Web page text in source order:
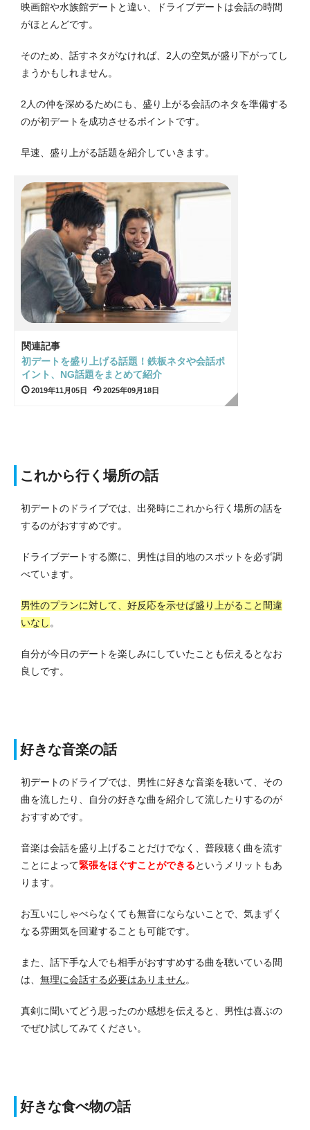
映画館や水族館デートと違い、ドライブデートは会話の時間
がほとんどです。
そのため、話すネタがなければ、2人の空気が盛り下がってし
まうかもしれません。
2人の仲を深めるためにも、盛り上がる会話のネタを準備する
のが初デートを成功させるポイントです。
早速、盛り上がる話題を紹介していきます。
関連記事
初デートを盛り上げる話題！鉄板ネタや会話ポ
イント、NG話題をまとめて紹介
2019年11月05日 2025年09月18日
これから行く場所の話
初デートのドライブでは、出発時にこれから行く場所の話を
するのがおすすめです。
ドライブデートする際に、男性は目的地のスポットを必ず調
べています。
男性のプランに対して、好反応を示せば盛り上がること間違
いなし 。
自分が今日のデートを楽しみにしていたことも伝えるとなお
良しです。
好きな音楽の話
初デートのドライブでは、男性に好きな音楽を聴いて、その
曲を流したり、自分の好きな曲を紹介して流したりするのが
おすすめです。
音楽は会話を盛り上げることだけでなく、普段聴く曲を流す
ことによって緊張をほぐすことができるというメリットもあ
ります。
お互いにしゃべらなくても無音にならないことで、気まずく
なる雰囲気を回避することも可能です。
また、話下手な人でも相手がおすすめする曲を聴いている間
は、 無理に会話する必要はありません。
真剣に聞いてどう思ったのか感想を伝えると、男性は喜ぶの
でぜひ試してみてください。
好きな食べ物の話